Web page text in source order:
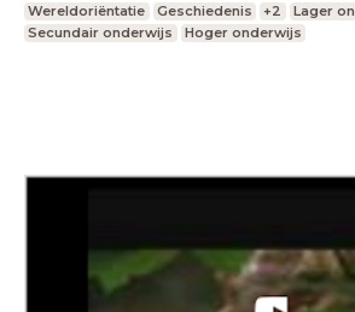
Wereldoriëntatie Geschiedenis +2
Lager
Secundair onderwijs
Hoger onderwijs